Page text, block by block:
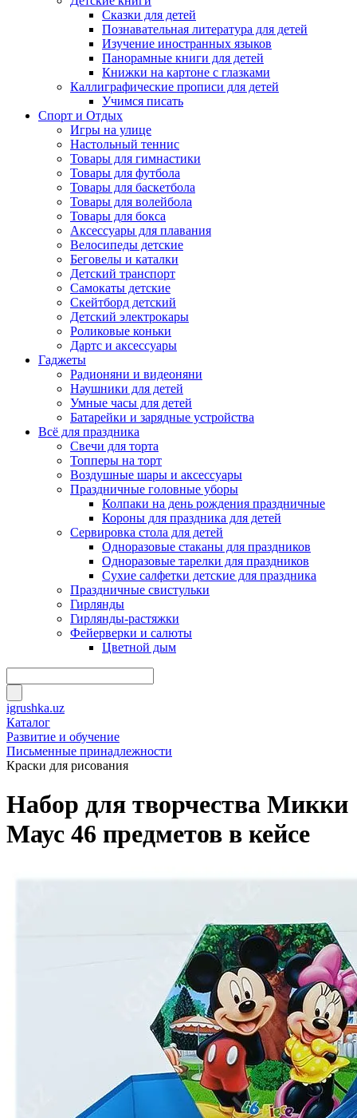
Сказки для детей
Познавательная литература для детей
Изучение иностранных языков
Панорамные книги для детей
Книжки на картоне с глазками
Каллиграфические прописи для детей
Учимся писать
Спорт и Отдых
Игры на улице
Настольный теннис
Товары для гимнастики
Товары для футбола
Товары для баскетбола
Товары для волейбола
Товары для бокса
Аксессуары для плавания
Велосипеды детские
Беговелы и каталки
Детский транспорт
Самокаты детские
Скейтборд детский
Детский электрокары
Роликовые коньки
Дартс и аксессуары
Гаджеты
Радионяни и видеоняни
Наушники для детей
Умные часы для детей
Батарейки и зарядные устройства
Всё для праздника
Свечи для торта
Топперы на торт
Воздушные шары и аксессуары
Праздничные головные уборы
Колпаки на день рождения праздничные
Короны для праздника для детей
Сервировка стола для детей
Одноразовые стаканы для праздников
Одноразовые тарелки для праздников
Сухие салфетки детские для праздника
Праздничные свистульки
Гирлянды
Гирлянды-растяжки
Фейерверки и салюты
Цветной дым
igrushka.uz
Каталог
Развитие и обучение
Письменные принадлежности
Краски для рисования
Набор для творчества Микки
Маус 46 предметов в кейсе